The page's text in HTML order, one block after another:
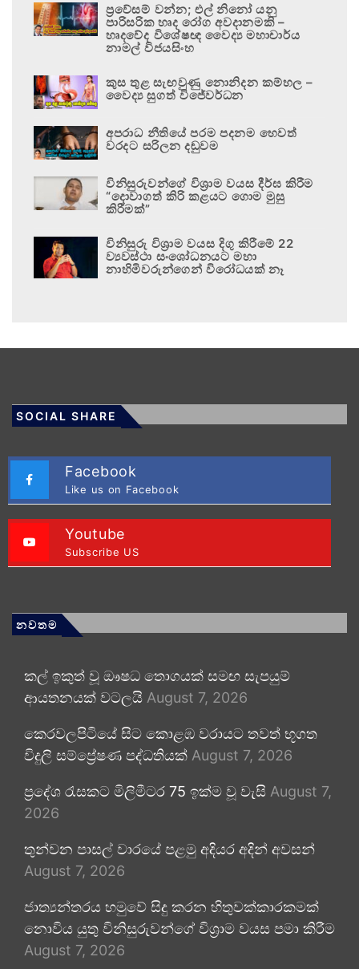
ප්‍රවේසම් වන්න; එල් නිනෝ යනු
පාරිසරික හෘද රෝග අවදානමකි –
හෘදවේද විශේෂඥ වෛද්‍ය මහාචාර්ය
නාමල් විජයසිංහ
කුස තුළ සැඟවුණු නොනිදන කම්හල –
වෛද්‍ය සුගත් විජේවර්ධන
අපරාධ නීතියේ පරම පදනම හෙවත්
වරදට සරිලන දඬුවම
විනිසුරුවන්ගේ විශ්‍රාම වයස දීර්ඝ කිරීම
“දොවාගත් කිරි කළයට ගොම මුසු
කිරීමක්”
විනිසුරු විශ්‍රාම වයස දිගු කිරීමේ 22
ව්‍යවස්ථා සංශෝධනයට මහා
නාහිමිවරුන්ගෙන් විරෝධයක් නෑ
SOCIAL SHARE
Facebook
Like us on Facebook
Youtube
Subscribe US
නවතම
කල් ඉකුත් වූ ඖෂධ තොගයක් සමඟ සැපයුම්
ආයතනයක් වටලයි August 7, 2026
කෙරවලපිටියේ සිට කොළඹ වරායට තවත් භූගත
විදුලි සම්ප්‍රේෂණ පද්ධතියක් August 7, 2026
ප්‍රදේශ රැසකට මිලිමීටර 75 ඉක්ම වූ වැසි August 7,
2026
තුන්වන පාසල් වාරයේ පළමු අදියර අදින් අවසන්
August 7, 2026
ජාත්‍යන්තරය හමුවේ සිදු කරන හිතුවක්කාරකමක්
නොවිය යුතු විනිසුරුවන්ගේ විශ්‍රාම වයස පමා කිරීම
August 7, 2026